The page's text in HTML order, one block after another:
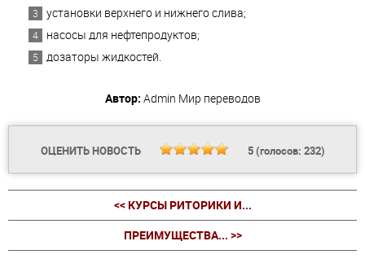
установки верхнего и нижнего слива;
насосы для нефтепродуктов;
дозаторы жидкостей.
Автор: Admin Мир переводов
ОЦЕНИТЬ НОВОСТЬ 5(голосов: 232)
<< КУРСЫ РИТОРИКИ И...
ПРЕИМУЩЕСТВА... >>